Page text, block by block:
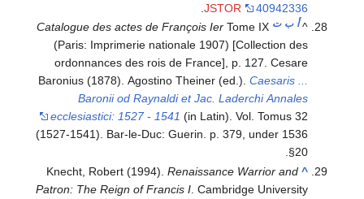
JSTOR
40942336
.
^أ ب ت Catalogue des actes de François Ier Tome IX
(Paris: Imprimerie nationale 1907) [Collection des
ordonnances des rois de France], p. 127.Cesare
Baronius (1878). Agostino Theiner (ed.).Caesaris ...
Baronii od Raynaldi et Jac. Laderchi Annales
ecclesiastici: 1527 - 1541 (in Latin). Vol. Tomus 32
(1527-1541). Bar-le-Duc: Guerin. p. 379, under 1536
§20.
^
Knecht, Robert (1994).Renaissance Warrior and
Patron: The Reign of Francis I . Cambridge University